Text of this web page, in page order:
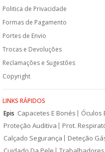
Politica de Privacidade
Formas de Pagamento
Portes de Envio
Trocas e Devoluções
Reclamações e Sugestões
Copyright
LINKS RÁPIDOS
Epis Capacetes E Bonés Óculos
Proteção Auditiva
Prot.
Calçado Segurança
Deteção